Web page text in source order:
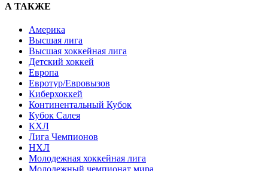
А ТАКЖЕ
Америка
Высшая лига
Высшая хоккейная лига
Детский хоккей
Европа
Евротур/Евровызов
Киберхоккей
Континентальный Кубок
Кубок Салея
КХЛ
Лига Чемпионов
НХЛ
Молодежная хоккейная лига
Молодежный чемпионат мира